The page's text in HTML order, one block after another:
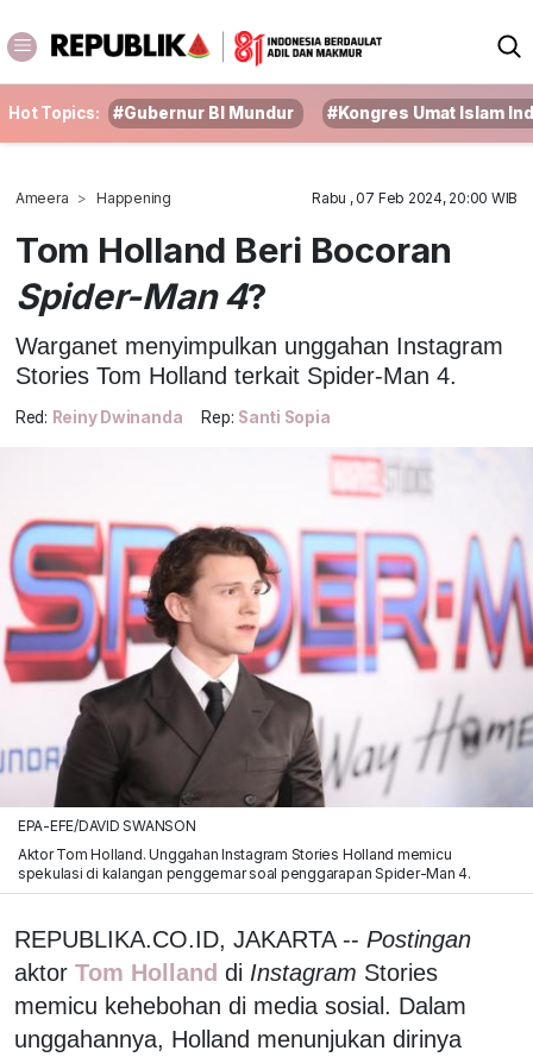
Hot Topics: #Gubernur BI Mundur #Kongres Umat Islam
Ameera Happening Rabu , 07 Feb 2024, 20:00 WIB
Tom Holland Beri Bocoran
Spider-Man 4?
Warganet menyimpulkan unggahan Instagram
Stories Tom Holland terkait Spider-Man 4.
Red: Reiny Dwinanda Rep: Santi Sopia
EPA-EFE/DAVID SWANSON
Aktor Tom Holland. Unggahan Instagram Stories Holland memicu
spekulasi di kalangan penggemar soal penggarapan Spider-Man 4.
REPUBLIKA.CO.ID, JAKARTA -- Postingan
aktor Tom Holland di Instagram Stories
memicu kehebohan di media sosial. Dalam
unggahannya, Holland menunjukan dirinya